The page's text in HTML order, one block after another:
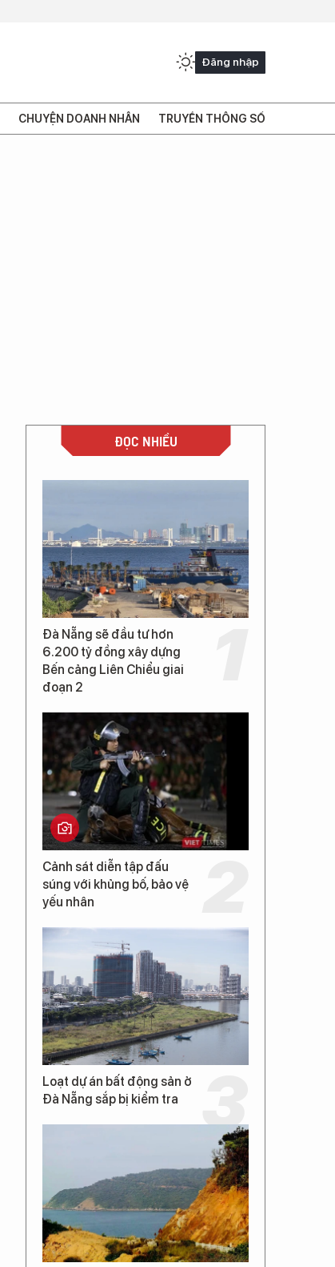
Đăng nhập
CHUYỆN DOANH NHÂN TRUYỀN THÔNG SỐ
ĐỌC NHIỀU
Đà Nẵng sẽ đầu tư hơn
6.200 tỷ đồng xây dựng
Bến cảng Liên Chiểu giai
đoạn 2
Cảnh sát diễn tập đấu
súng với khủng bố, bảo vệ
yếu nhân
Loạt dự án bất động sản ở
Đà Nẵng sắp bị kiểm tra